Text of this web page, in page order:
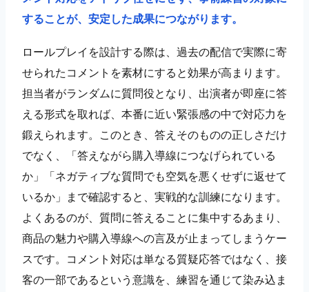
することが、安定した成果につながります。
ロールプレイを設計する際は、過去の配信で実際に寄
せられたコメントを素材にすると効果が高まります。
担当者がランダムに質問役となり、出演者が即座に答
える形式を取れば、本番に近い緊張感の中で対応力を
鍛えられます。このとき、答えそのものの正しさだけ
でなく、「答えながら購入導線につなげられている
か」「ネガティブな質問でも空気を悪くせずに返せて
いるか」まで確認すると、実戦的な訓練になります。
よくあるのが、質問に答えることに集中するあまり、
商品の魅力や購入導線への言及が止まってしまうケー
スです。コメント対応は単なる質疑応答ではなく、接
客の一部であるという意識を、練習を通じて染み込ま